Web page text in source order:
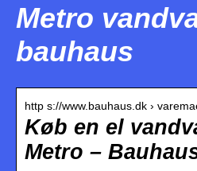
Metro
bauhaus
http s://www.bauhaus.dk ›
Køb en el
Metro –